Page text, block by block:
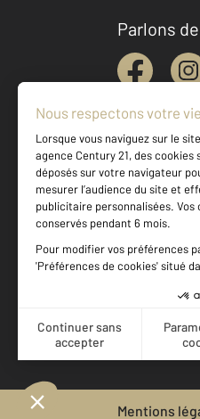
Parlons
Votre
Achat
Mentions